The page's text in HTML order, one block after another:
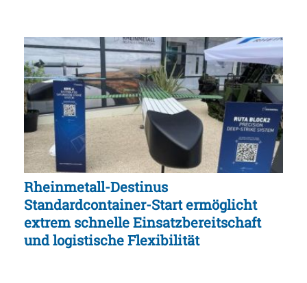
Rheinmetall-Destinus
Standardcontainer-Start ermöglicht
extrem schnelle Einsatzbereitschaft
und logistische Flexibilität